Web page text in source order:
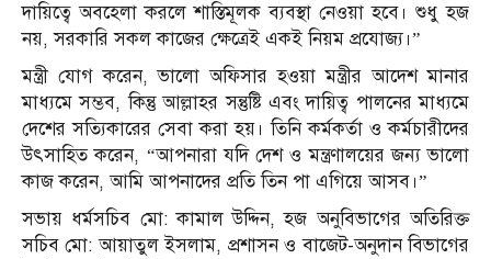
দায়িত্বে অবহেলা করলে শাস্তিমূলক ব্যবস্থা নেওয়া হবে। শুধু হজ
নয়, সরকারি সকল কাজের ক্ষেত্রেই একই নিয়ম প্রযোজ্য।”
মন্ত্রী যোগ করেন, ভালো অফিসার হওয়া মন্ত্রীর আদেশ মানার
মাধ্যমে সম্ভব, কিন্তু আল্লাহর সন্তুষ্টি এবং দায়িত্ব পালনের মাধ্যমে
দেশের সত্যিকারের সেবা করা হয়। তিনি কর্মকর্তা ও কর্মচারীদের
উৎসাহিত করেন, “আপনারা যদি দেশ ও মন্ত্রণালয়ের জন্য ভালো
কাজ করেন, আমি আপনাদের প্রতি তিন পা এগিয়ে আসব।”
সভায় ধর্মসচিব মো: কামাল উদ্দিন, হজ অনুবিভাগের অতিরিক্ত
সচিব মো: আয়াতুল ইসলাম, প্রশাসন ও বাজেট-অনুদান বিভাগের